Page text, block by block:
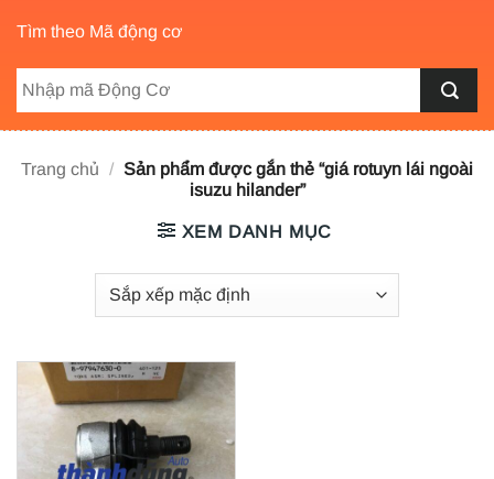
Tìm theo Mã động cơ
Trang chủ / Sản phẩm được gắn thẻ “giá rotuyn lái ngoài
isuzu hilander”
XEM DANH MỤC